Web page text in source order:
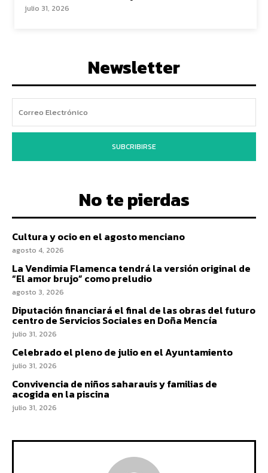
julio 31, 2026
Newsletter
SUBCRIBIRSE
No te pierdas
Cultura y ocio en el agosto menciano
agosto 4, 2026
La Vendimia Flamenca tendrá la versión original de
“El amor brujo” como preludio
agosto 3, 2026
Diputación financiará el final de las obras del futuro
centro de Servicios Sociales en Doña Mencía
julio 31, 2026
Celebrado el pleno de julio en el Ayuntamiento
julio 31, 2026
Convivencia de niños saharauis y familias de
acogida en la piscina
julio 31, 2026